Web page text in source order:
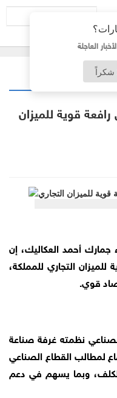
العاجلة
شكراً
قوية للميزان
جمارك أحمد العكاليك، إن
للميزان التجاري للمملكة،
قوي.
نظمته غرفة صناعة
لمطالب القطاع الصناعي
وبما يسهم في دعم